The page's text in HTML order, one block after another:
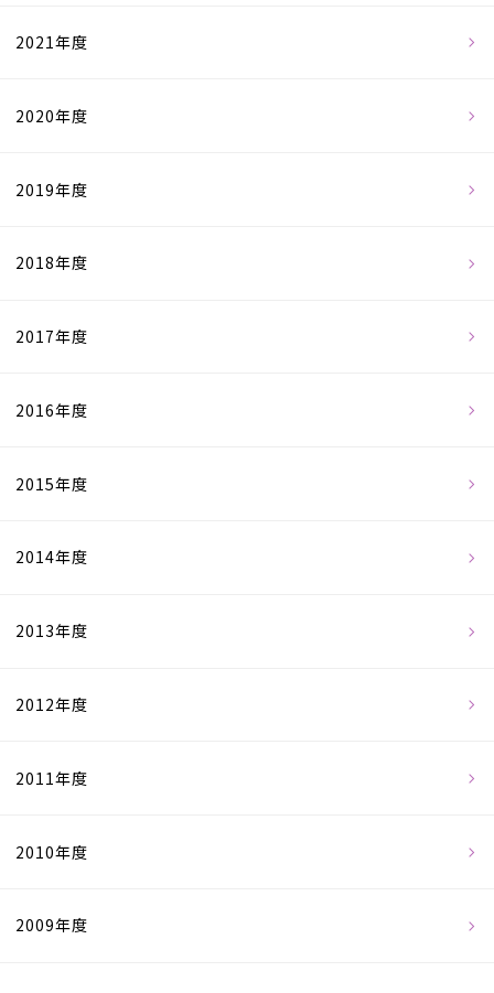
2021年度
2020年度
2019年度
2018年度
2017年度
2016年度
2015年度
2014年度
2013年度
2012年度
2011年度
2010年度
2009年度